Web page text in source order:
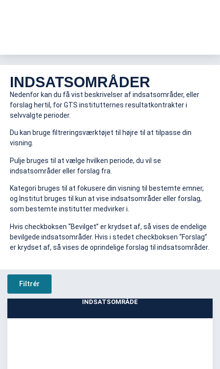
INDSATSOMRÅDER
Nedenfor kan du få vist beskrivelser af indsatsområder, eller
forslag hertil, for GTS institutternes resultatkontrakter i
selvvalgte perioder.
Du kan bruge filtreringsværktøjet til højre til at tilpasse din
visning.
Pulje bruges til at vælge hvilken periode, du vil se
indsatsområder eller forslag fra.
Kategori bruges til at fokusere din visning til bestemte emner,
og Institut bruges til kun at vise indsatsområder eller forslag,
som bestemte institutter medvirker i.
Hvis checkboksen “Bevilget” er krydset af, så vises de endelige
bevilgede indsatsområder. Hvis i stedet checkboksen “Forslag”
er krydset af, så vises de oprindelige forslag til indsatsområder.
Filtrér
INDSATSOMRÅDE